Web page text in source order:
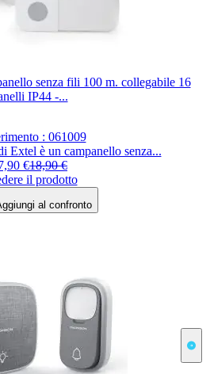
senza fili 100 m. collegabile 16
IP44 -...
: 061009
Extel è un campanello senza...
Special Price
€ Regular Price
18,90 €
il prodotto
al confronto